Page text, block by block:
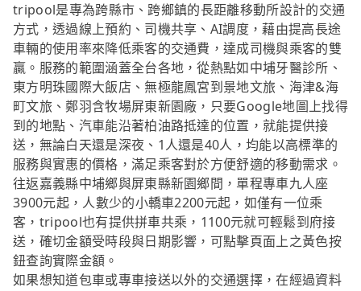
tripool是專為跨縣市、跨鄉鎮的長距離移動所設計的交通
方式，透過線上預約、司機共享、AI調度，藉由提高長途
車輛的使用率來降低乘客的交通費，達成司機與乘客的雙
贏。服務的範圍涵蓋全台各地，從熱點如中埔牙醫診所、
東方明珠國際大飯店、無極龍鳳宮到景地文旅、海津&海
町文旅、鄭羽含牧場屏東新園廠，只要Google地圖上找得
到的地點、汽車能沿著柏油路抵達的位置，就能提供接
送，無論白天還是深夜、1人還是40人，均能以高標準的
服務與實惠的價格，滿足乘客對於方便舒適的移動需求。
往返嘉義縣中埔鄉與屏東縣新園鄉間，單程專車九人座
3900元起，人數少的小轎車2200元起，如僅有一位乘
客，tripool也有提供拼車共乘，1100元就可輕鬆到府接
送，確切金額受時段與日期影響，可點擊頁面上之黃色按
鈕查詢實際金額。
如果想知道包車或專車接送以外的交通選擇，在經過資料